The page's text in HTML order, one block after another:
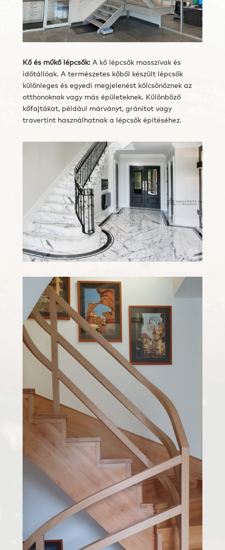
Kő és műkő lépcsők:A kő lépcsők masszívak és
időtállóak. A természetes kőből készült lépcsők
különleges és egyedi megjelenést kölcsönöznek az
otthonoknak vagy más épületeknek. Különböző
kőfajtákat, például márványt, gránitot vagy
travertint használhatnak a lépcsők építéséhez.